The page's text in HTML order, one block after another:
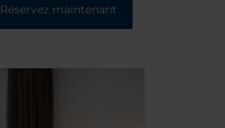
Réservez maintenant